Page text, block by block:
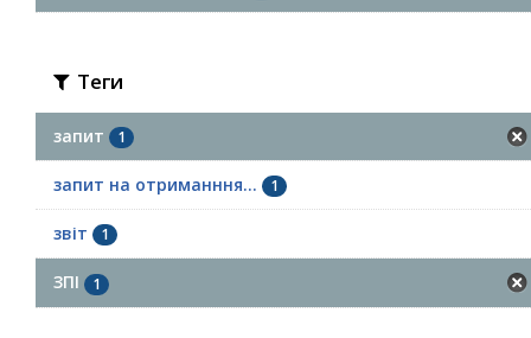
Теги
запит 1
запит на отриманння... 1
звіт 1
ЗПІ 1